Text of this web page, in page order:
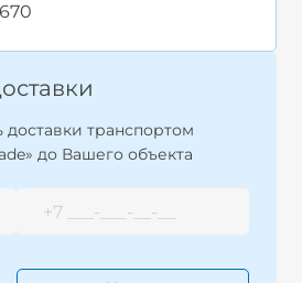
доставки транспортом
до Вашего объекта